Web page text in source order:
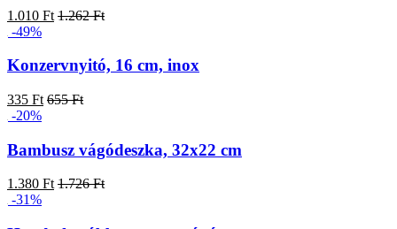
1.010 Ft 1.262 Ft
-49%
Konzervnyitó, 16 cm, inox
335 Ft 655 Ft
-20%
Bambusz vágódeszka, 32x22 cm
1.380 Ft 1.726 Ft
-31%